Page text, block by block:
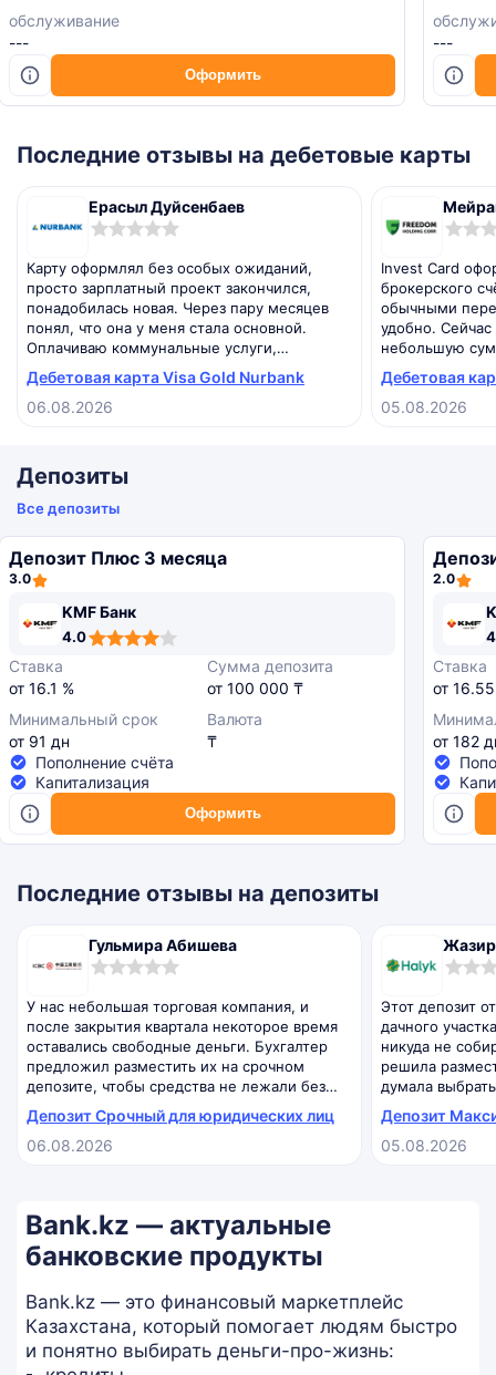
обслуживание
---
Оформить
---
Последние отзывы на дебетовые карты
Ерасыл Дуйсенбаев
0,0
Карту оформлял без особых ожиданий,
просто зарплатный проект закончился,
понадобилась новая. Через пару месяцев
понял, что она у меня стала основной.
Оплачиваю коммунальные услуги,
перевожу деньги родителям, иногда
рассчитываюсь в интернете
Дебетовая карта Visa Gold Nurbank
06.08.2026
0,0
Invest Card
брокерского
обычными
удобно.
небольшую
брокерский
интересная
нужна
Дебетовая
05.08.2026
Депозиты
Все депозиты
Депозит Плюс 3 месяца
3.0
KMF Банк
4.0
Ставка
от 16.1 %
Сумма депозита
от 100 000 ₸
Минимальный срок
от 91 дн
Валюта
₸
Пополнение счёта
Капитализация
Оформить
2.0
Ставка
от
от 182
Последние отзывы на депозиты
Гульмира Абишева
0,0
У нас небольшая торговая компания, и
после закрытия квартала некоторое время
оставались свободные деньги. Бухгалтер
предложил разместить их на срочном
депозите, чтобы средства не лежали без
дела. Перед оформлением уточнили,
можно ли досрочно закрыть вклад и как это
повлияет на доходность. В итоге выбрали
Депозит Срочный для юридических лиц
06.08.2026
0,0
Этот депозит
дачного
никуда не
решила
думала
потом
длительный
уточнила, что
Депозит
05.08.2026
Bank.kz — актуальные
банковские продукты
Bank.kz — это финансовый маркетплейс
Казахстана, который помогает людям быстро
и понятно выбирать деньги-про-жизнь: